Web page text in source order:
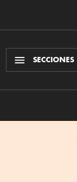
SECCIONES